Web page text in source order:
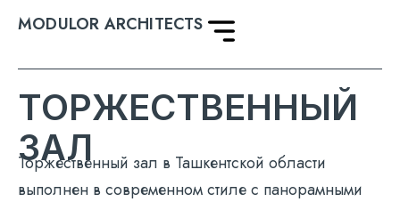
MODULOR ARCHITECTS
ТОРЖЕСТВЕННЫЙ
ЗАЛ
Торжественный зал в Ташкентской области
выполнен в современном стиле с панорамными